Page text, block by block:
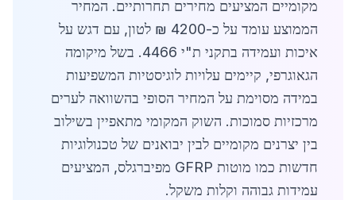
מקומיים המציעים מחירים תחרותיים. המחיר
הממוצע עומד על כ-4200 ₪ לטון, עם דגש על
איכות ועמידה בתקני ת"י 4466. בשל מיקומה
הגאוגרפי, קיימים עלויות לוגיסטיות המשפיעות
במידה מסוימת על המחיר הסופי בהשוואה לערים
מרכזיות סמוכות. השוק המקומי מתאפיין בשילוב
בין יצרנים מקומיים לבין יבואנים של טכנולוגיות
חדשות כמו מוטות GFRP מפיברגלס, המציעים
עמידות גבוהה וקלות משקל.